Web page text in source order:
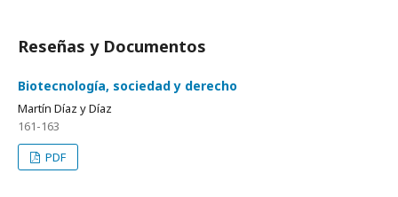
Reseñas y Documentos
Biotecnología, sociedad y derecho
Martín Díaz y Díaz
161-163
PDF